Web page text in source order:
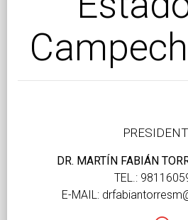
DR. MARTÍN FABIÁN
TEL.:
E-MAIL: